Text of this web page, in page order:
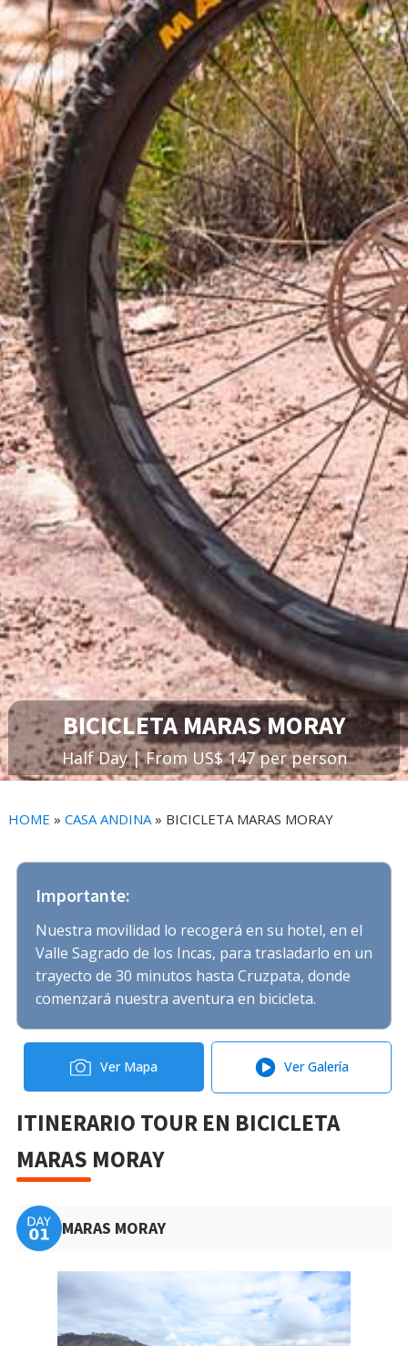
BICICLETA MARAS MORAY
Half Day | From US$ 147 per person
HOME » CASA ANDINA» BICICLETA MARAS MORAY
Importante:
Nuestra movilidad lo recogerá en su hotel, en el
Valle Sagrado de los Incas, para trasladarlo en un
trayecto de 30 minutos hasta Cruzpata, donde
comenzará nuestra aventura en bicicleta.
Ver Mapa Ver Galería
ITINERARIO TOUR EN BICICLETA
MARAS MORAY
MARAS MORAY